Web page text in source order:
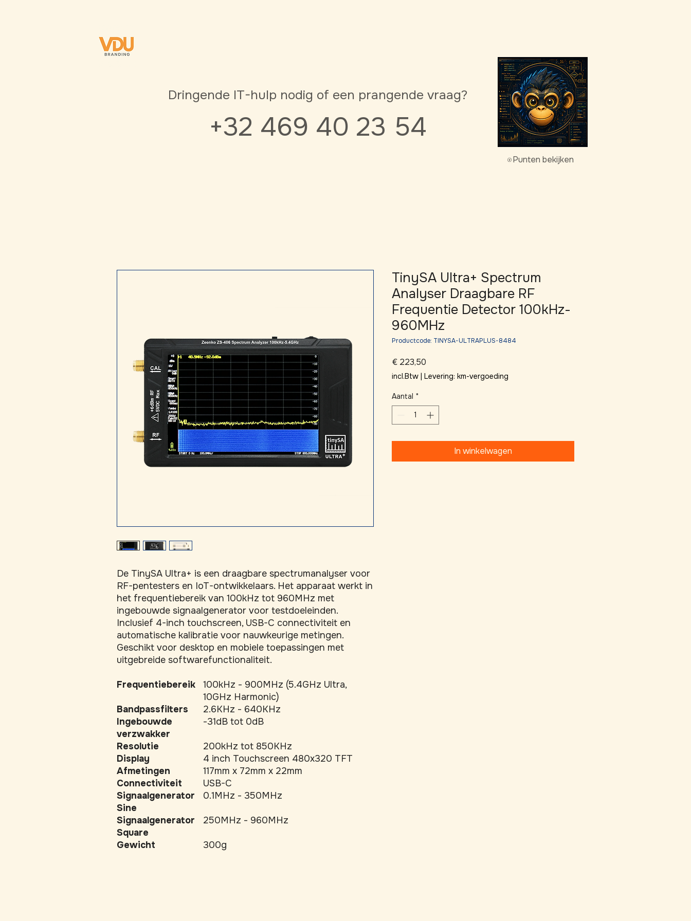
Dringende IT-hulp nodig of een prangende vraag?
+32 469 40 23 54
Punten bekijken
De TinySA Ultra+ is een draagbare spectrumanalyser voor
RF-pentesters en IoT-ontwikkelaars. Het apparaat werkt in
het frequentiebereik van 100kHz tot 960MHz met
ingebouwde signaalgenerator voor testdoeleinden.
Inclusief 4-inch touchscreen, USB-C connectiviteit en
automatische kalibratie voor nauwkeurige metingen.
Geschikt voor desktop en mobiele toepassingen met
uitgebreide softwarefunctionaliteit.
Frequentiebereik
100kHz - 900MHz (5.4GHz Ultra,
10GHz Harmonic)
Bandpassfilters
2.6KHz - 640KHz
Ingebouwde
verzwakker
-31dB tot 0dB
Resolutie
200kHz tot 850KHz
Display
4 inch Touchscreen 480x320 TFT
Afmetingen
117mm x 72mm x 22mm
Connectiviteit
USB-C
Signaalgenerator
Sine
0.1MHz - 350MHz
Signaalgenerator
Square
250MHz - 960MHz
Gewicht 300g
TinySA Ultra+ Spectrum
Analyser Draagbare RF
Frequentie Detector 100kHz-
960MHz
Productcode: TINYSA-ULTRAPLUS-8484
€ 223,50
incl.Btw | Levering: km-vergoeding
Aantal *
In winkelwagen